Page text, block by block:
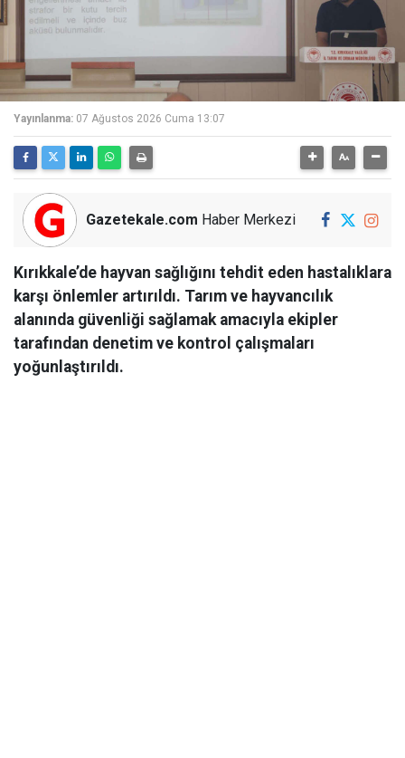
Yayınlanma: 07 Ağustos 2026 Cuma 13:07
Gazetekale.com Haber Merkezi
Kırıkkale’de hayvan sağlığını tehdit eden hastalıklara
karşı önlemler artırıldı. Tarım ve hayvancılık
alanında güvenliği sağlamak amacıyla ekipler
tarafından denetim ve kontrol çalışmaları
yoğunlaştırıldı.